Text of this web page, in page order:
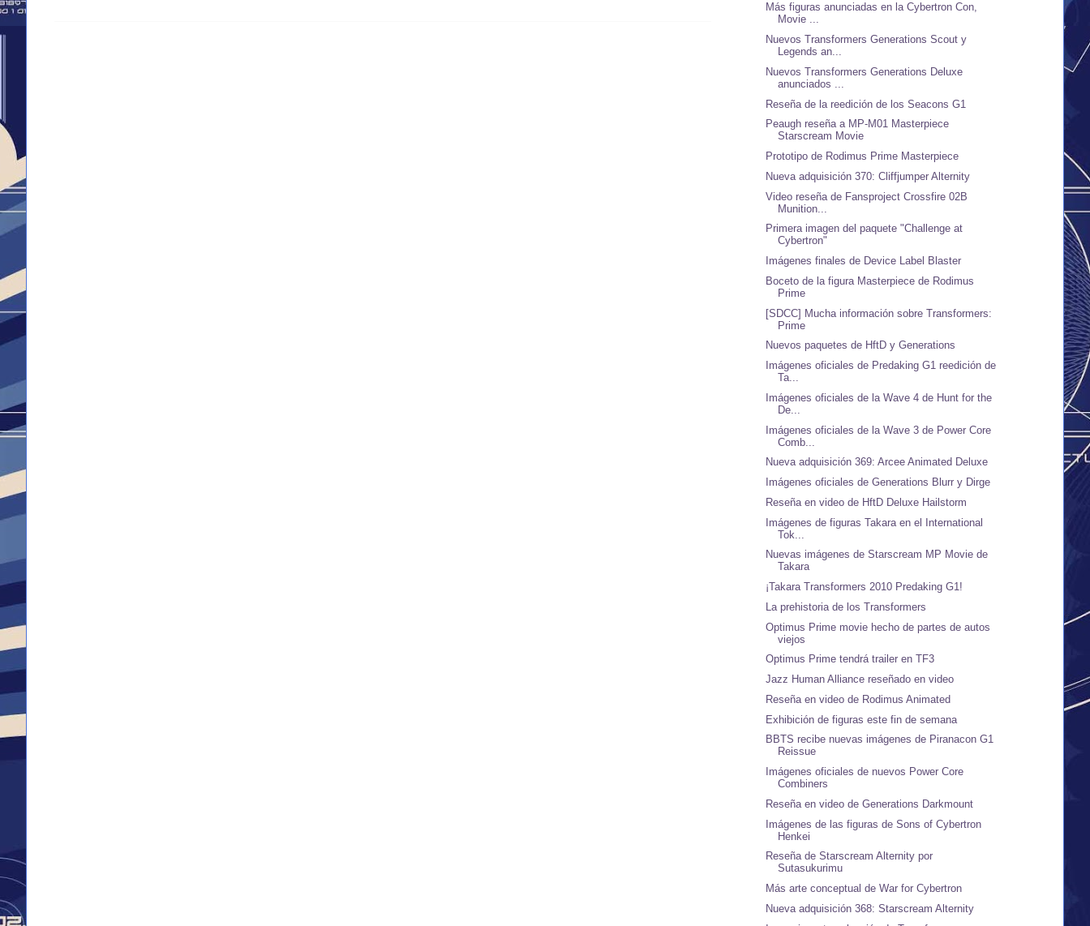
Más figuras anunciadas en la Cybertron Con,
Movie ...
Nuevos Transformers Generations Scout y
Legends an...
Nuevos Transformers Generations Deluxe
anunciados ...
Reseña de la reedición de los Seacons G1
Peaugh reseña a MP-M01 Masterpiece
Starscream Movie
Prototipo de Rodimus Prime Masterpiece
Nueva adquisición 370: Cliffjumper Alternity
Video reseña de Fansproject Crossfire 02B
Munition...
Primera imagen del paquete "Challenge at
Cybertron"
Imágenes finales de Device Label Blaster
Boceto de la figura Masterpiece de Rodimus
Prime
[SDCC] Mucha información sobre Transformers:
Prime
Nuevos paquetes de HftD y Generations
Imágenes oficiales de Predaking G1 reedición de
Ta...
Imágenes oficiales de la Wave 4 de Hunt for the
De...
Imágenes oficiales de la Wave 3 de Power Core
Comb...
Nueva adquisición 369: Arcee Animated Deluxe
Imágenes oficiales de Generations Blurr y Dirge
Reseña en video de HftD Deluxe Hailstorm
Imágenes de figuras Takara en el International
Tok...
Nuevas imágenes de Starscream MP Movie de
Takara
¡Takara Transformers 2010 Predaking G1!
La prehistoria de los Transformers
Optimus Prime movie hecho de partes de autos
viejos
Optimus Prime tendrá trailer en TF3
Jazz Human Alliance reseñado en video
Reseña en video de Rodimus Animated
Exhibición de figuras este fin de semana
BBTS recibe nuevas imágenes de Piranacon G1
Reissue
Imágenes oficiales de nuevos Power Core
Combiners
Reseña en video de Generations Darkmount
Imágenes de las figuras de Sons of Cybertron
Henkei
Reseña de Starscream Alternity por
Sutasukurimu
Más arte conceptual de War for Cybertron
Nueva adquisición 368: Starscream Alternity